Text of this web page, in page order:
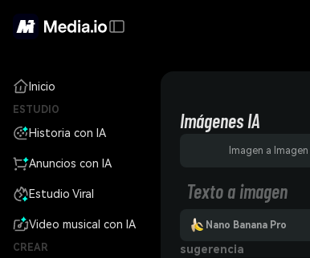
Inicio
ESTUDIO
Historia con IA
Anuncios con IA
Estudio Viral
Video musical con IA
CREAR
Imágenes IA
Imagen a Imagen
Texto a imagen
Nano Banana Pro
sugerencia